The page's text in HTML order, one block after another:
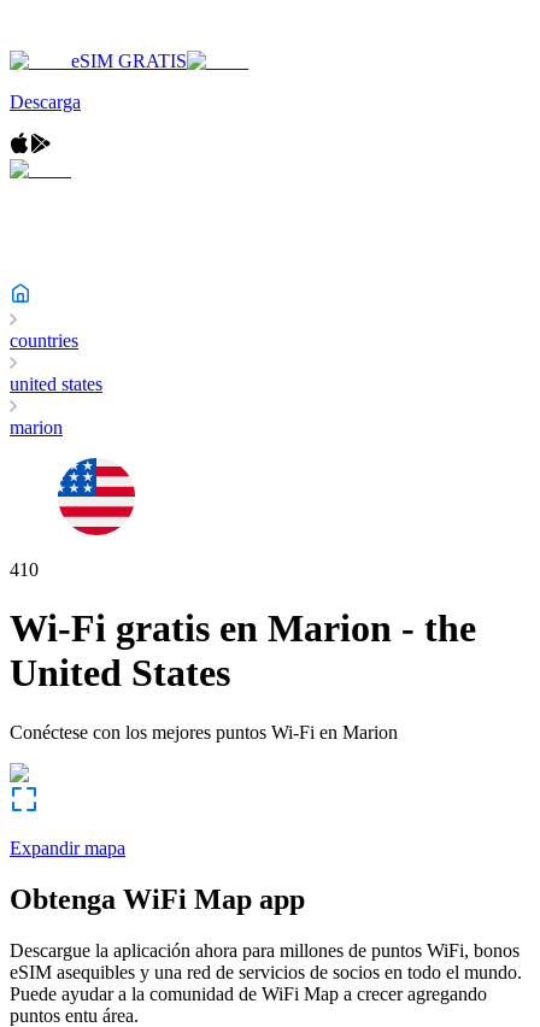
eSIM GRATIS
Descarga
countries
united states
marion
410
Wi-Fi gratis en Marion - the
United States
Conéctese con los mejores puntos Wi-Fi en Marion
Expandir mapa
Obtenga WiFi Map app
Descargue la aplicación ahora para millones de puntos WiFi, bonos
eSIM asequibles y una red de servicios de socios en todo el mundo.
Puede ayudar a la comunidad de WiFi Map a crecer agregando
puntos entu área.